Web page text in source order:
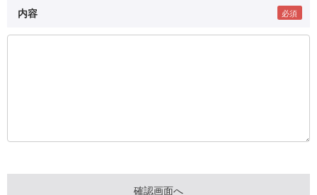
内容